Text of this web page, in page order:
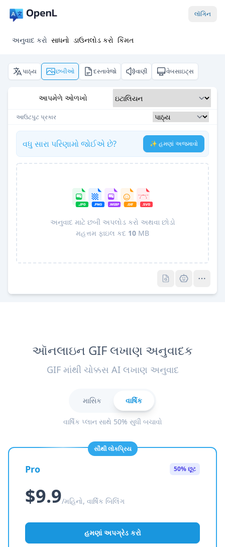
લૉગિન
અનુવાદ કરો સાધનો ડાઉનલોડ કરો કિંમત
પાઠ્ય છબીઓ દસ્તાવેજો વાણી વેબસાઇટ્સ
આપમેળે ઓળખો
આઉટપુટ પ્રકાર
વધુ સારા પરિણામો જોઈએ છે? ✨ હમણાં અજમાવો
અનુવાદ માટે છબી અપલોડ કરો અથવા છોડો
મહત્તમ ફાઇલ કદ 10 MB
ઑનલાઇન GIF લખાણ અનુવાદક
GIF માંથી ચોક્કસ AI લખાણ અનુવાદ
માસિક વાર્ષિક
વાર્ષિક પ્લાન સાથે 50% સુધી બચાવો
સૌથી લોકપ્રિય
Pro 50% છૂટ
$9.9/મહિનો, વાર્ષિક બિલિંગ
હમણાં અપગ્રેડ કરો